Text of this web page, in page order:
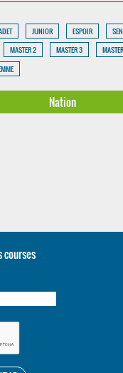
JUNIOR ESPOIR
MASTER 2 MASTER 3
Nation
courses